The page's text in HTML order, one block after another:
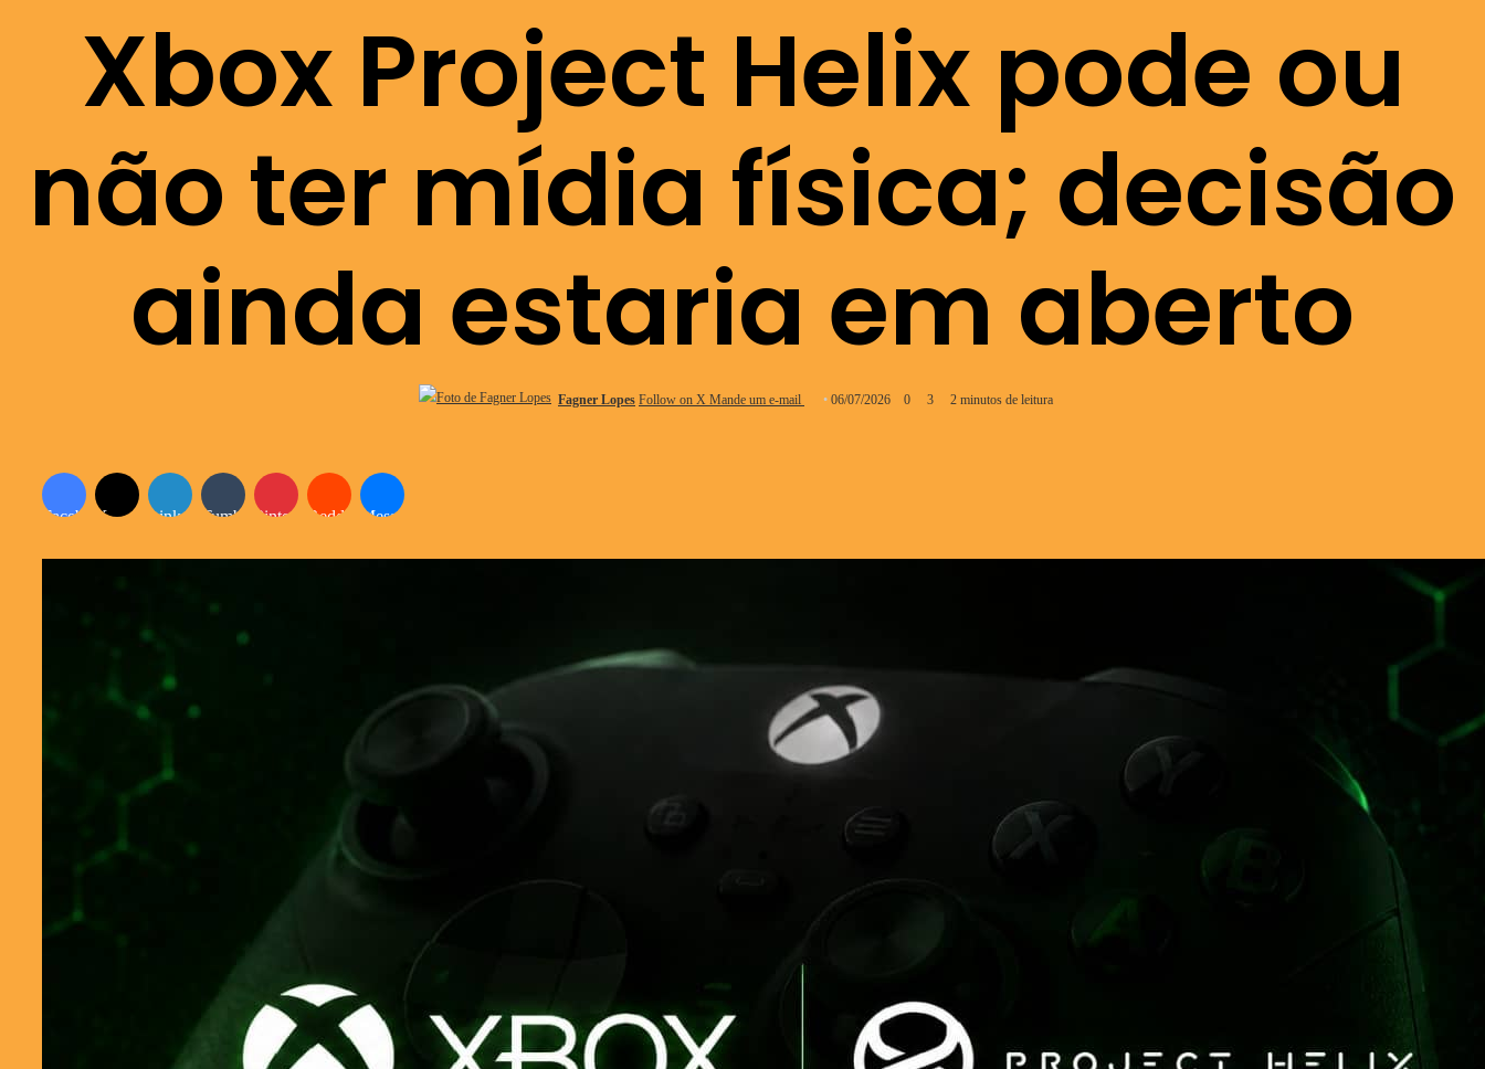
Xbox Project Helix pode ou
não ter mídia física; decisão
ainda estaria em aberto
Fagner Lopes Follow on X Mande um e-mail 06/07/2026 0 3 2 minutos de leitura
Facebook
X LinkedinTumblr PinterestReddit Messenger